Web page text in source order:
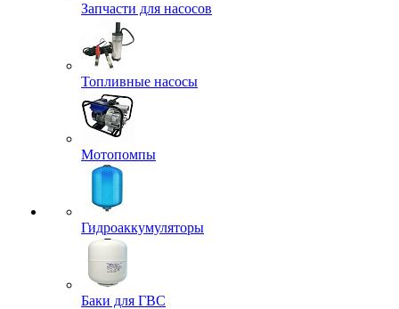
Запчасти для насосов
Топливные насосы
Мотопомпы
Гидроаккумуляторы
Баки для ГВС